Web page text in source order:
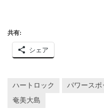
共有:
シェア
ハートロック パワースポ
奄美大島